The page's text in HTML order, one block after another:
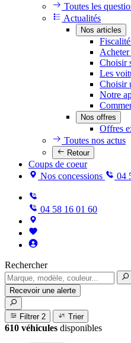
Toutes les
Actualités
Nos articles
Choisir
Les
Choisir
Notre
Nos offres
Offres
Toutes nos actus
Retour
Coups de coeur
Nos concessions
04
04 58 16 01 60
Rechercher
Recevoir une alerte
Filtrer 2 Trier
610 véhicules disponibles